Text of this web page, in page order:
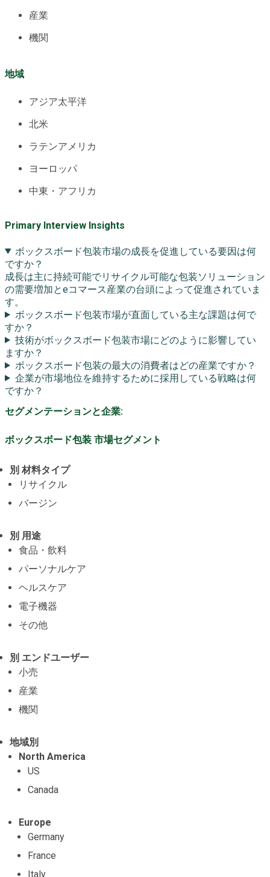
産業
機関
地域
アジア太平洋
北米
ラテンアメリカ
ヨーロッパ
中東・アフリカ
Primary Interview Insights
ボックスボード包装市場の成長を促進している要因は何
ですか？
成長は主に持続可能でリサイクル可能な包装ソリューション
の需要増加とeコマース産業の台頭によって促進されていま
す。
ボックスボード包装市場が直面している主な課題は何で
すか？
技術がボックスボード包装市場にどのように影響してい
ますか？
ボックスボード包装の最大の消費者はどの産業ですか？
企業が市場地位を維持するために採用している戦略は何
ですか？
セグメンテーションと企業:
ボックスボード包装 市場セグメント
別 材料タイプ
リサイクル
バージン
別 用途
食品・飲料
パーソナルケア
ヘルスケア
電子機器
その他
別 エンドユーザー
小売
産業
機関
地域別
North America
US
Canada
Europe
Germany
France
Italy